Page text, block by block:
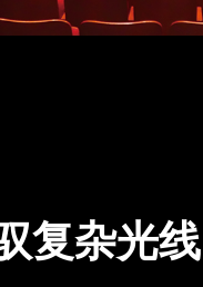
复杂光线